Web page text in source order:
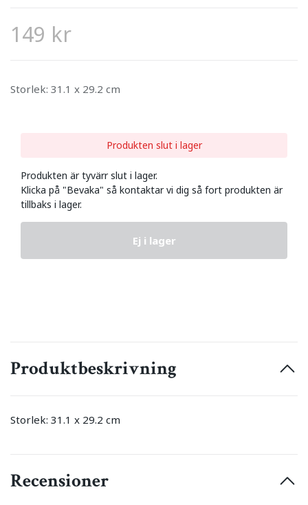
149 kr
Storlek: 31.1 x 29.2 cm
Produkten slut i lager
Produkten är tyvärr slut i lager.
Klicka på "Bevaka" så kontaktar vi dig så fort produkten är
tillbaks i lager.
Ej i lager
Produktbeskrivning
Storlek: 31.1 x 29.2 cm
Recensioner